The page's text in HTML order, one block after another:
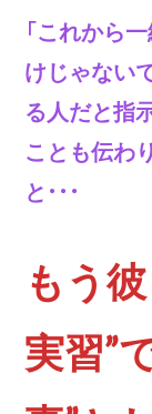
「これから
けじゃない
る人だと指
ことも伝わ
と ・・・
もう
実習”